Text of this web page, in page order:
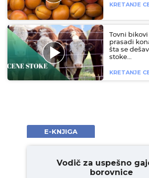
KRETANJE
Tovni
prasadi
šta se
stoke…
KRETANJE
E-KNJIGA
Vodič za uspešno
borovnice